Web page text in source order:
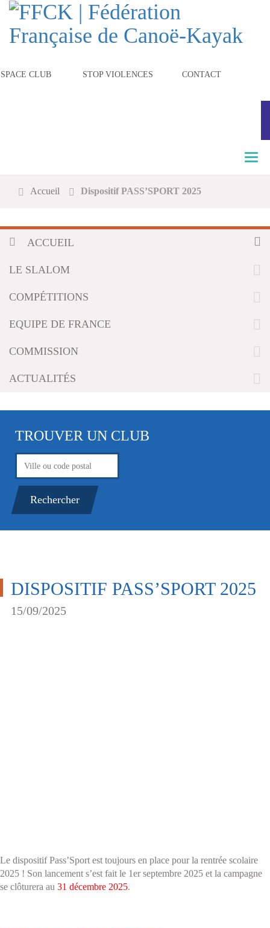
CLUB STOP VIOLENCES CONTACT
T
n
g
Accueil Dispositif PASS’SPORT 2025
ACCUEIL
LE SLALOM
COMPÉTITIONS
EQUIPE DE FRANCE
COMMISSION
ACTUALITÉS
TROUVER UN CLUB
DISPOSITIF PASS’SPORT 2025
15/09/2025
Le dispositif Pass’Sport est toujours en place pour la rentrée scolaire
2025 ! Son lancement s’est fait le 1er septembre 2025 et la campagne
se clôturera au 31 décembre 2025.